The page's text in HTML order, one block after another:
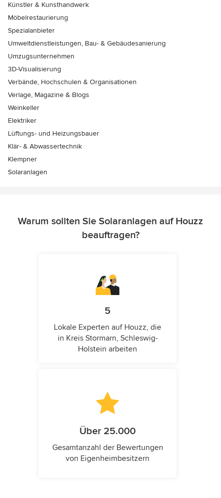
Künstler & Kunsthandwerk
Möbelrestaurierung
Spezialanbieter
Umweltdienstleistungen, Bau- & Gebäudesanierung
Umzugsunternehmen
3D-Visualisierung
Verbände, Hochschulen & Organisationen
Verlage, Magazine & Blogs
Weinkeller
Elektriker
Lüftungs- und Heizungsbauer
Klär- & Abwassertechnik
Klempner
Solaranlagen
Warum sollten Sie Solaranlagen auf Houzz
beauftragen?
5
Lokale Experten auf Houzz, die
in Kreis Stormarn, Schleswig-
Holstein arbeiten
Über 25.000
Gesamtanzahl der Bewertungen
von Eigenheimbesitzern